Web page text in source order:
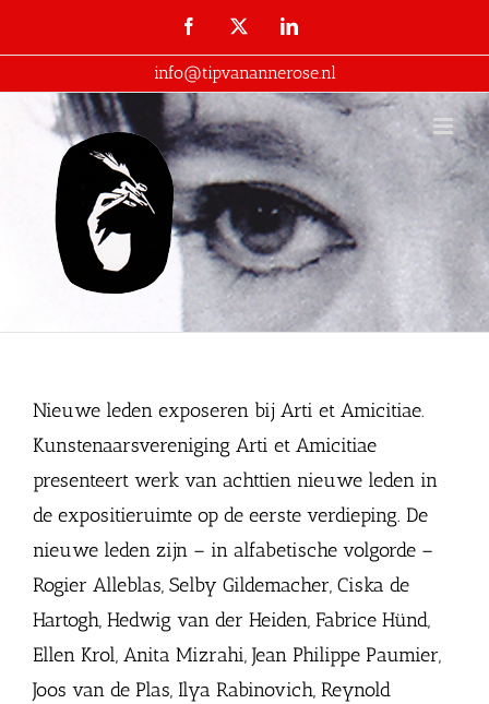
naar
inhoud
Facebook LinkedIn
info@tipvanannerose.nl
Nieuwe leden exposeren bij Arti et Amicitiae.
Kunstenaarsvereniging Arti et Amicitiae
presenteert werk van achttien nieuwe leden in
de expositieruimte op de eerste verdieping. De
nieuwe leden zijn – in alfabetische volgorde –
Rogier Alleblas, Selby Gildemacher, Ciska de
Hartogh, Hedwig van der Heiden, Fabrice Hünd,
Ellen Krol, Anita Mizrahi, Jean Philippe Paumier,
Joos van de Plas, Ilya Rabinovich, Reynold